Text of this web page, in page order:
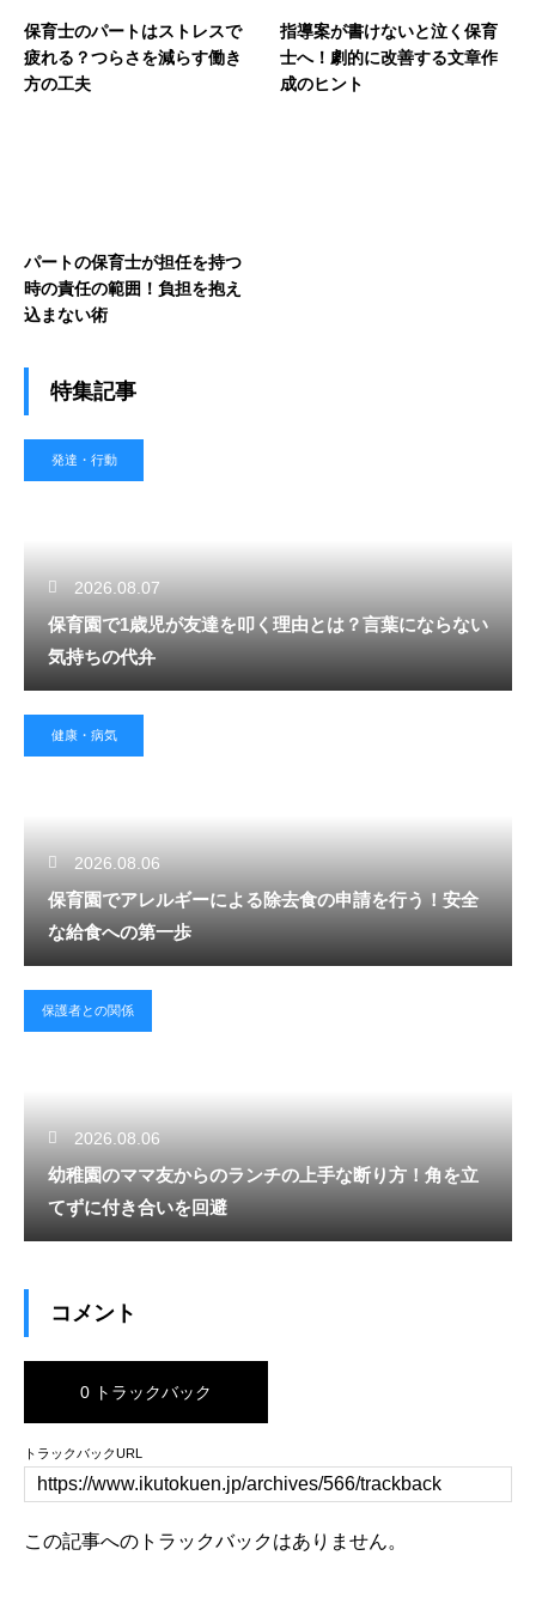
保育士のパートはストレスで
疲れる？つらさを減らす働き
方の工夫
指導案が書けないと泣く保育
士へ！劇的に改善する文章作
成のヒント
パートの保育士が担任を持つ
時の責任の範囲！負担を抱え
込まない術
特集記事
発達・行動
2026.08.07
保育園で1歳児が友達を叩く理由とは？言葉にならない
気持ちの代弁
健康・病気
2026.08.06
保育園でアレルギーによる除去食の申請を行う！安全
な給食への第一歩
保護者との関係
2026.08.06
幼稚園のママ友からのランチの上手な断り方！角を立
てずに付き合いを回避
コメント
0 トラックバック
トラックバックURL
この記事へのトラックバックはありません。